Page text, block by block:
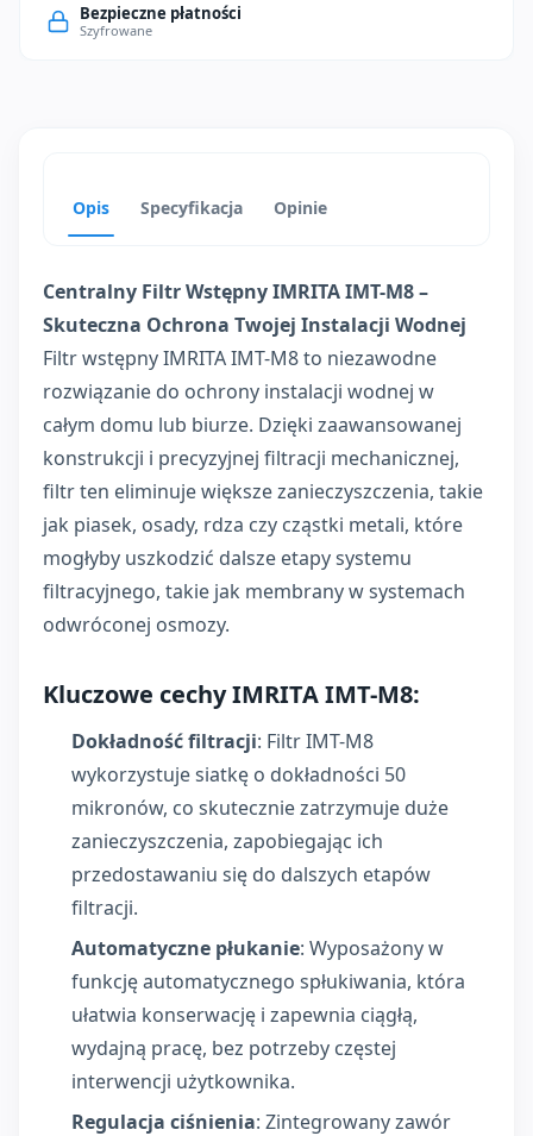
Bezpieczne płatności
Szyfrowane
Opis Specyfikacja Opinie
Centralny Filtr Wstępny IMRITA IMT-M8 –
Skuteczna Ochrona Twojej Instalacji Wodnej
Filtr wstępny IMRITA IMT-M8 to niezawodne
rozwiązanie do ochrony instalacji wodnej w
całym domu lub biurze. Dzięki zaawansowanej
konstrukcji i precyzyjnej filtracji mechanicznej,
filtr ten eliminuje większe zanieczyszczenia, takie
jak piasek, osady, rdza czy cząstki metali, które
mogłyby uszkodzić dalsze etapy systemu
filtracyjnego, takie jak membrany w systemach
odwróconej osmozy.
Kluczowe cechy IMRITA IMT-M8:
Dokładność filtracji: Filtr IMT-M8
wykorzystuje siatkę o dokładności 50
mikronów, co skutecznie zatrzymuje duże
zanieczyszczenia, zapobiegając ich
przedostawaniu się do dalszych etapów
filtracji.
Automatyczne płukanie: Wyposażony w
funkcję automatycznego spłukiwania, która
ułatwia konserwację i zapewnia ciągłą,
wydajną pracę, bez potrzeby częstej
interwencji użytkownika.
Regulacja ciśnienia: Zintegrowany zawór